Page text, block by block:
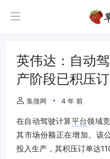
英伟达：自动
产阶段已积压
集微网 4 年 前
在自动驾驶计算平台领域
其市场份额正在增加。该
投入生产，其积压订单达